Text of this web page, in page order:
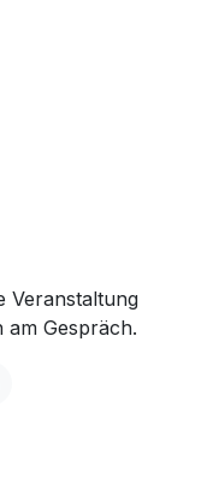
Veranstaltung
am Gespräch.